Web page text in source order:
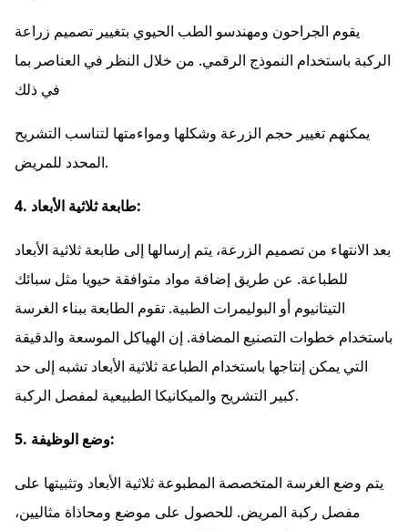
يقوم الجراحون ومهندسو الطب الحيوي بتغيير تصميم زراعة
الركبة باستخدام النموذج الرقمي. من خلال النظر في العناصر بما
في ذلك
يمكنهم تغيير حجم الزرعة وشكلها ومواءمتها لتناسب التشريح
المحدد للمريض.
4. طابعة ثلاثية الأبعاد:
بعد الانتهاء من تصميم الزرعة، يتم إرسالها إلى طابعة ثلاثية الأبعاد
للطباعة. عن طريق إضافة مواد متوافقة حيويا مثل سبائك
التيتانيوم أو البوليمرات الطبية. تقوم الطابعة ببناء الغرسة
باستخدام خطوات التصنيع المضافة. إن الهياكل الموسعة والدقيقة
التي يمكن إنتاجها باستخدام الطباعة ثلاثية الأبعاد تشبه إلى حد
كبير التشريح والميكانيكا الطبيعية لمفصل الركبة.
5. وضع الوظيفة:
يتم وضع الغرسة المتخصصة المطبوعة ثلاثية الأبعاد وتثبيتها على
مفصل ركبة المريض. للحصول على موضع ومحاذاة مثاليين،